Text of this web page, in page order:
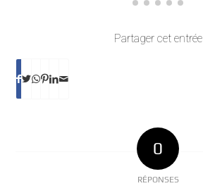
Partager cet entrée
0
RÉPONSES